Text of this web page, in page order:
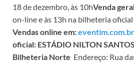
18 de dezembro, às 10hVenda
on-line e às 13h na bilheteria oficial
Vendas online em:
oficial: ESTÁDIO NILTON
Bilheteria Norte Endereço: Rua